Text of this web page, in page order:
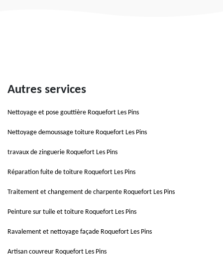
Autres services
Nettoyage et pose gouttière Roquefort Les Pins
Nettoyage demoussage toiture Roquefort Les Pins
travaux de zinguerie Roquefort Les Pins
Réparation fuite de toiture Roquefort Les Pins
Traitement et changement de charpente Roquefort Les Pins
Peinture sur tuile et toiture Roquefort Les Pins
Ravalement et nettoyage façade Roquefort Les Pins
Artisan couvreur Roquefort Les Pins